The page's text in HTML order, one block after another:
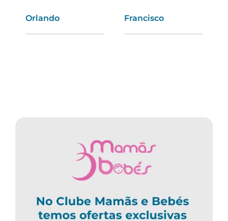
Orlando Francisco
Cláudia Mara